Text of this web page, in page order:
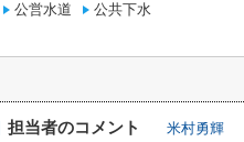
公営水道 公共下水
担当者のコメント 米村勇輝